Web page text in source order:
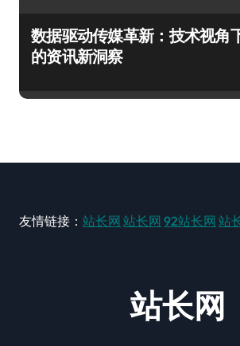
数据驱动传媒革新：技术视角
的资讯新洞察
友情链接： 站长网 站长网 92站长网 站
站长网